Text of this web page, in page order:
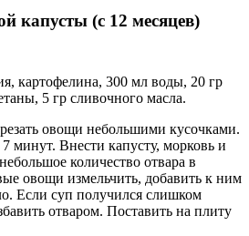
капусты (с 12 месяцев)
картофелина, 300 мл воды, 20 гр
5 гр сливочного масла.
овощи небольшими кусочками.
минут. Внести капусту, морковь и
количество отвара в
овощи измельчить, добавить к ним
Если суп получился слишком
отваром. Поставить на плиту